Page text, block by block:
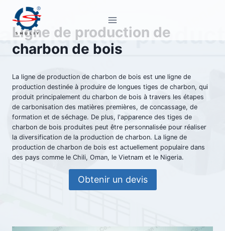
contenu
Ligne de production de
charbon de bois
La ligne de production de charbon de bois est une ligne de
production destinée à produire de longues tiges de charbon, qui
produit principalement du charbon de bois à travers les étapes
de carbonisation des matières premières, de concassage, de
formation et de séchage. De plus, l'apparence des tiges de
charbon de bois produites peut être personnalisée pour réaliser
la diversification de la production de charbon. La ligne de
production de charbon de bois est actuellement populaire dans
des pays comme le Chili, Oman, le Vietnam et le Nigeria.
Obtenir un devis